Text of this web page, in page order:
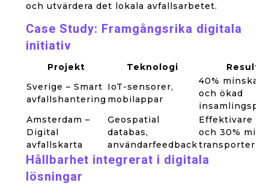
och utvärdera det lokala avfallsarbetet.
Case Study: Framgångsrika digitala
initiativ
Projekt Teknologi
Sverige – Smart
avfallshantering
IoT-sensorer,
mobilappar
40% minskad
och ökad
Amsterdam –
Digital
avfallskarta
Geospatial
databas,
användarfeedback
Effektivare
och 30%
transporter
Hållbarhet integrerat i digitala
lösningar